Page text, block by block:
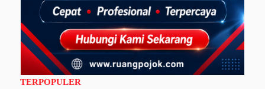
TERPOPULER